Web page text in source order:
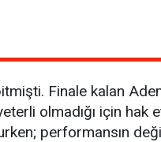
Finale kalan
olmadığı için hak
performansın